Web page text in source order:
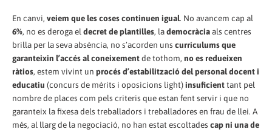
En canvi, veiem que les coses continuen igual. No avancem cap al
6%, no es deroga el decret de plantilles, lademocràciaals centres
brilla per la seva absència, no s’acorden uns currículums que
garanteixin l’accés al coneixementde tothom, no es redueixen
ràtios, estem vivint un procés d’estabilització del personal docent i
educatiu (concurs de mèrits i oposicions light)insuficienttant pel
nombre de places com pels criteris que estan fent servir i que no
garanteix la fixesa dels treballadors i treballadores en frau de llei. A
més, al llarg de la negociació, no han estat escoltades cap ni una de